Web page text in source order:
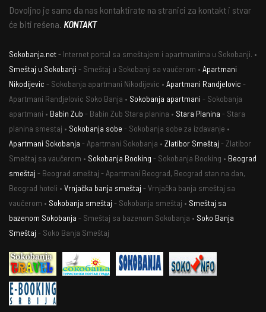
Dovoljno je samo da nas kontaktirate na stranici za kontakt i stvar
će biti rešena. KONTAKT
Sokobanja.net- Internet portal sa smeštajem i apartmanima u Sokobanji. •
Smeštaj u Sokobanji - Smeštaj u Sokobanji sa vaučerom • Apartmani
Nikodijevic - Sokobanja apartmani Nikodijevic • Apartmani Randjelovic -
Apartmani Randjelovic Soko Banja • Sokobanja apartmani - Sokobanja
apartmani • Babin Zub - Babin Zub Stara planina • Stara Planina - Stara
planina smestaj • Sokobanja sobe - Sokobanja sobe za izdavanje •
Apartmani Sokobanja - Apartmani Sokobanja • Zlatibor Smeštaj - Zlatibor
Smeštaj sa vaučerom • Sokobanja Booking - Sokobanja Booking • Beograd
smeštaj - Beograd smeštaj - Apartmani Beograd, Beograd stan na dan,
Beograd hoteli • Vrnjačka banja smeštaj - Vrnjačka banja smeštaj sa
vaučerom • Sokobanja smeštaj - Sokobanja smeštaj • Smeštaj sa
bazenom Sokobanja - Smeštaj sa bazenom Sokobanja • Soko Banja
Smeštaj - Soko Banja Smeštaj